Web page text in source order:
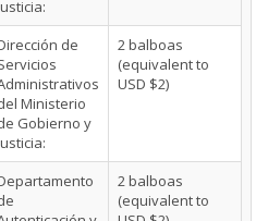
de
Ministerio
Gobierno y
2 balboas
(equivalent to
USD $2)
2 balboas
(equivalent to